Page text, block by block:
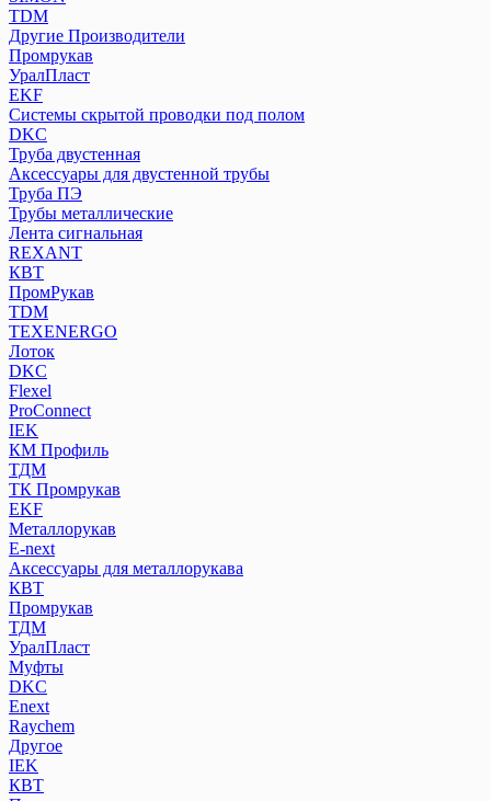
TDM
Другие Производители
Промрукав
УралПласт
EKF
Системы скрытой проводки под полом
DKC
Труба двустенная
Аксессуары для двустенной трубы
Труба ПЭ
Трубы металлические
Лента сигнальная
REXANT
КВТ
ПромРукав
ТDM
TEXENERGO
Лоток
DKC
Flexel
ProConnect
IEK
КМ Профиль
ТДМ
ТК Промрукав
EKF
Металлорукав
E-next
Аксессуары для металлорукава
КВТ
Промрукав
ТДМ
УралПласт
Муфты
DKC
Enext
Raychem
Другое
IEK
КВТ